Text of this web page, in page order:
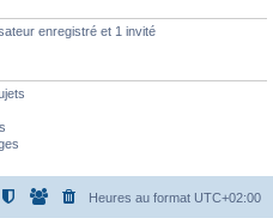
enregistré et 1 invité
Heures au format UTC+02:00